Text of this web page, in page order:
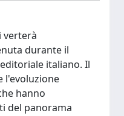
verterà
durante il
italiano. Il
l'evoluzione
hanno
del panorama